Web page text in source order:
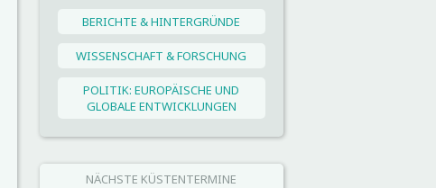
BERICHTE & HINTERGRÜNDE
WISSENSCHAFT & FORSCHUNG
POLITIK: EUROPÄISCHE UND
GLOBALE ENTWICKLUNGEN
NÄCHSTE KÜSTENTERMINE